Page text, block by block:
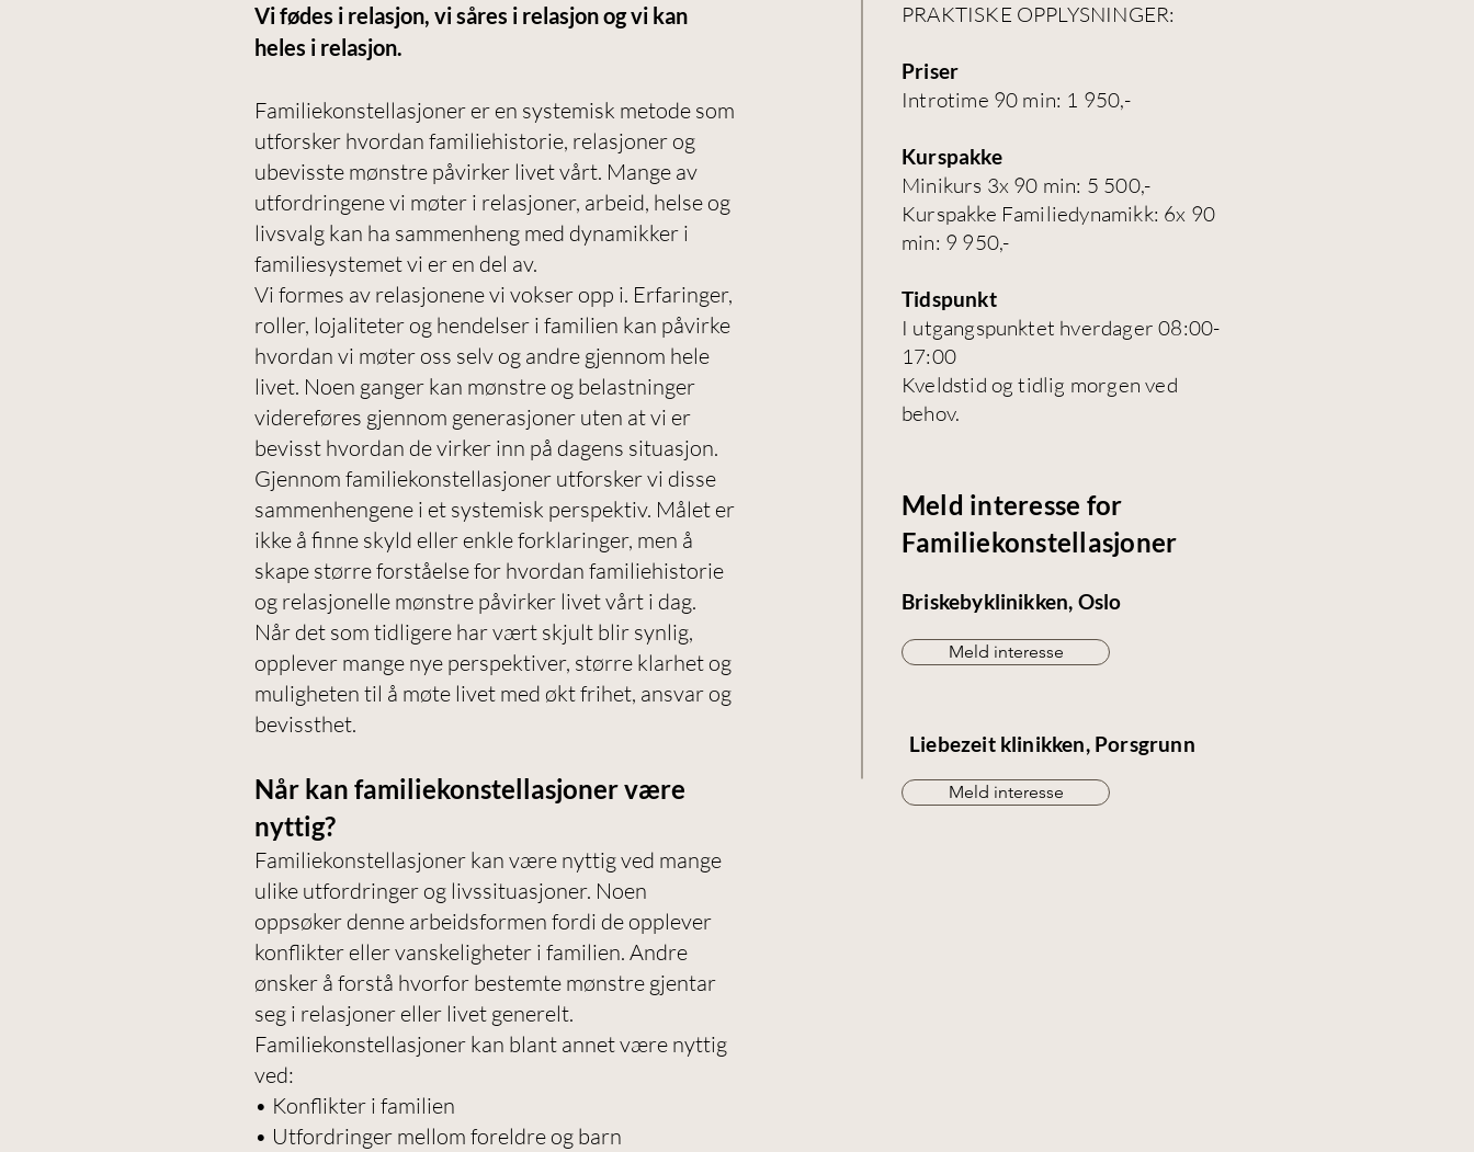
Vi fødes i relasjon, vi såres i relasjon og vi kan
heles i relasjon.
Familiekonstellasjoner er en systemisk metode som
utforsker hvordan familiehistorie, relasjoner og
ubevisste mønstre påvirker livet vårt. Mange av
utfordringene vi møter i relasjoner, arbeid, helse og
livsvalg kan ha sammenheng med dynamikker i
familiesystemet vi er en del av.
Vi formes av relasjonene vi vokser opp i. Erfaringer,
roller, lojaliteter og hendelser i familien kan påvirke
hvordan vi møter oss selv og andre gjennom hele
livet. Noen ganger kan mønstre og belastninger
videreføres gjennom generasjoner uten at vi er
bevisst hvordan de virker inn på dagens situasjon.
Gjennom familiekonstellasjoner utforsker vi disse
sammenhengene i et systemisk perspektiv. Målet er
ikke å finne skyld eller enkle forklaringer, men å
skape større forståelse for hvordan familiehistorie
og relasjonelle mønstre påvirker livet vårt i dag.
Når det som tidligere har vært skjult blir synlig,
opplever mange nye perspektiver, større klarhet og
muligheten til å møte livet med økt frihet, ansvar og
bevissthet.
Når kan familiekonstellasjoner være
nyttig?
Familiekonstellasjoner kan være nyttig ved mange
ulike utfordringer og livssituasjoner. Noen
oppsøker denne arbeidsformen fordi de opplever
konflikter eller vanskeligheter i familien. Andre
ønsker å forstå hvorfor bestemte mønstre gjentar
seg i relasjoner eller livet generelt.
Familiekonstellasjoner kan blant annet være nyttig
ved:
• Konflikter i familien
• Utfordringer mellom foreldre og barn
Meld interesse for
Familiekonstellasjoner
PRAKTISKE OPPLYSNINGER:
Priser
Introtime 90 min: 1 950,-
Kurspakke
​Minikurs 3x 90 min: 5 500,-​
Kurspakke Familiedynamikk: 6x 90
min: 9 950,-
Tidspunkt
I utgangspunktet hverdager 08:00-
17:00
Kveldstid og tidlig morgen ved
behov.
Briskebyklinikken, Oslo
Meld interesse
Liebezeit klinikken, Porsgrunn
Meld interesse